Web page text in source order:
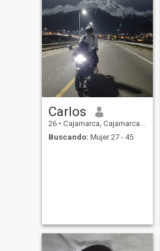
Carlos
26 • Cajamarca, Cajamarca, Perú
Buscando: Mujer 27 - 45